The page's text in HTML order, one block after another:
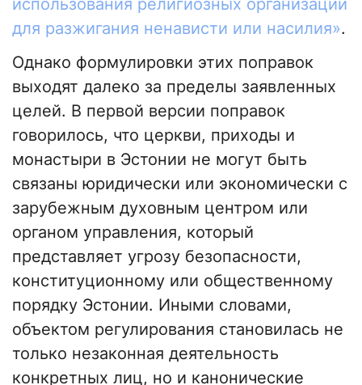
использования религиозных организаций
для разжигания ненависти или насилия».
Однако формулировки этих поправок
выходят далеко за пределы заявленных
целей. В первой версии поправок
говорилось, что церкви, приходы и
монастыри в Эстонии не могут быть
связаны юридически или экономически с
зарубежным духовным центром или
органом управления, который
представляет угрозу безопасности,
конституционному или общественному
порядку Эстонии. Иными словами,
объектом регулирования становилась не
только незаконная деятельность
конкретных лиц, но и канонические